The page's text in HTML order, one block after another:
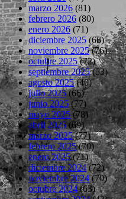
marzo 2026 (81)
febrero 2026 (80)
enero 2026 (71)
diciembre 2025 (66)
noviembre 2025(76)
octubre 2025(72)
septiembre 2025(53)
agosto 2025(40)
julio 2025(66)
junio 2025(77)
mayo 2025 (78)
abril 2025(69)
marzo 2025(77)
febrero 2025(70)
enero 2025(71)
diciembre 2024(72)
noviembre 2024(70)
octubre 2024(63)